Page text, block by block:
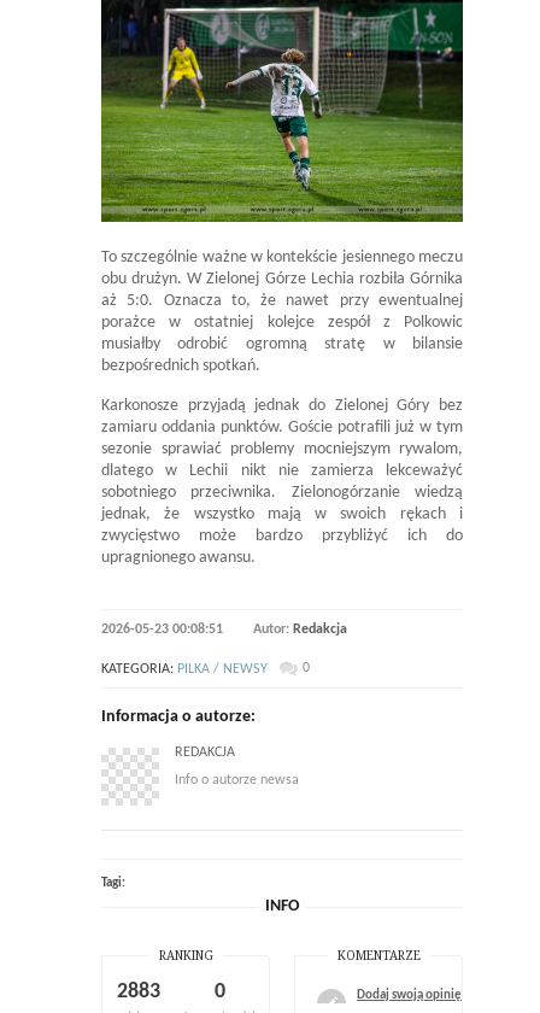
To szczególnie ważne w kontekście jesiennego meczu
obu drużyn. W Zielonej Górze Lechia rozbiła Górnika
aż 5:0. Oznacza to, że nawet przy ewentualnej
porażce w ostatniej kolejce zespół z Polkowic
musiałby odrobić ogromną stratę w bilansie
bezpośrednich spotkań.
Karkonosze przyjadą jednak do Zielonej Góry bez
zamiaru oddania punktów. Goście potrafili już w tym
sezonie sprawiać problemy mocniejszym rywalom,
dlatego w Lechii nikt nie zamierza lekceważyć
sobotniego przeciwnika. Zielonogórzanie wiedzą
jednak, że wszystko mają w swoich rękach i
zwycięstwo może bardzo przybliżyć ich do
upragnionego awansu.
2026-05-23 00:08:51 Autor: Redakcja
KATEGORIA: PILKA / NEWSY 0
Informacja o autorze:
REDAKCJA
Info o autorze newsa
Tagi:
INFO
RANKING
2883 0
KOMENTARZE
Dodaj swoją opinię